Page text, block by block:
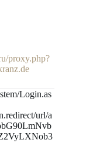
proxy.php?
Login.as
url/a